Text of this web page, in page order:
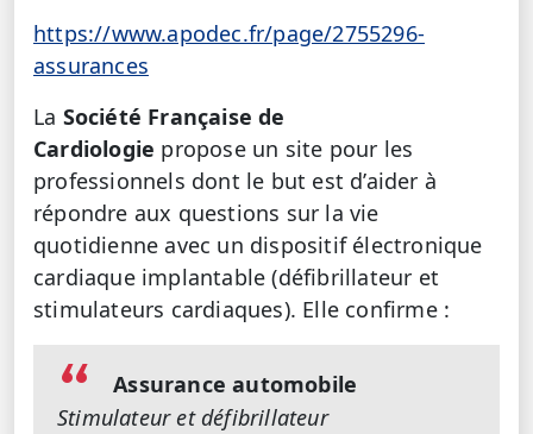
https://www.apodec.fr/page/2755296-
assurances
La Société Française de
Cardiologie propose un site pour les
professionnels dont le but est d’aider à
répondre aux questions sur la vie
quotidienne avec un dispositif électronique
cardiaque implantable (défibrillateur et
stimulateurs cardiaques). Elle confirme :
Assurance automobile
Stimulateur et défibrillateur